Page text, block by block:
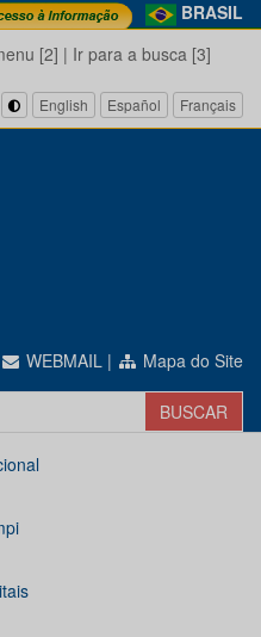
BRASIL
[2] | Ir para a busca [3]
English Español Français
WEBMAIL | Mapa do Site